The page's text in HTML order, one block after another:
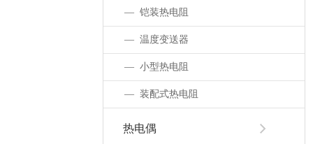
—铠装热电阻
—温度变送器
—小型热电阻
—装配式热电阻
热电偶